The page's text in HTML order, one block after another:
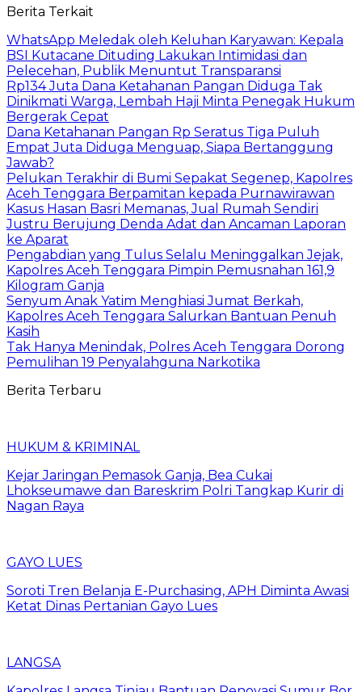
Berita Terkait
WhatsApp Meledak oleh Keluhan Karyawan: Kepala
BSI Kutacane Dituding Lakukan Intimidasi dan
Pelecehan, Publik Menuntut Transparansi
Rp134 Juta Dana Ketahanan Pangan Diduga Tak
Dinikmati Warga, Lembah Haji Minta Penegak Hukum
Bergerak Cepat
Dana Ketahanan Pangan Rp Seratus Tiga Puluh
Empat Juta Diduga Menguap, Siapa Bertanggung
Jawab?
Pelukan Terakhir di Bumi Sepakat Segenep, Kapolres
Aceh Tenggara Berpamitan kepada Purnawirawan
Kasus Hasan Basri Memanas, Jual Rumah Sendiri
Justru Berujung Denda Adat dan Ancaman Laporan
ke Aparat
Pengabdian yang Tulus Selalu Meninggalkan Jejak,
Kapolres Aceh Tenggara Pimpin Pemusnahan 161,9
Kilogram Ganja
Senyum Anak Yatim Menghiasi Jumat Berkah,
Kapolres Aceh Tenggara Salurkan Bantuan Penuh
Kasih
Tak Hanya Menindak, Polres Aceh Tenggara Dorong
Pemulihan 19 Penyalahguna Narkotika
Berita Terbaru
HUKUM & KRIMINAL
Kejar Jaringan Pemasok Ganja, Bea Cukai
Lhokseumawe dan Bareskrim Polri Tangkap Kurir di
Nagan Raya
GAYO LUES
Soroti Tren Belanja E-Purchasing, APH Diminta Awasi
Ketat Dinas Pertanian Gayo Lues
LANGSA